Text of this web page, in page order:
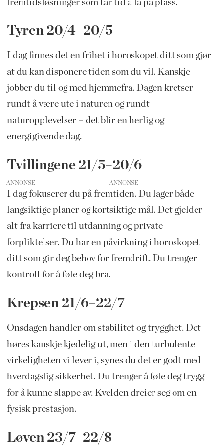
fremtidsløsninger som tar tid å få på plass.
Tyren 20/4–20/5
I dag finnes det en frihet i horoskopet ditt som gjør
at du kan disponere tiden som du vil. Kanskje
jobber du til og med hjemmefra. Dagen kretser
rundt å være ute i naturen og rundt
naturopplevelser – det blir en herlig og
energigivende dag.
Tvillingene 21/5–20/6
ANNONSE
I dag fokuserer du på fremtiden. Du lager både
langsiktige planer og kortsiktige mål. Det gjelder
alt fra karriere til utdanning og private
forpliktelser. Du har en påvirkning i horoskopet
ditt som gir deg behov for fremdrift. Du trenger
kontroll for å føle deg bra.
Krepsen 21/6–22/7
Onsdagen handler om stabilitet og trygghet. Det
høres kanskje kjedelig ut, men i den turbulente
virkeligheten vi lever i, synes du det er godt med
hverdagslig sikkerhet. Du trenger å føle deg trygg
for å kunne slappe av. Kvelden dreier seg om en
fysisk prestasjon.
Løven 23/7–22/8